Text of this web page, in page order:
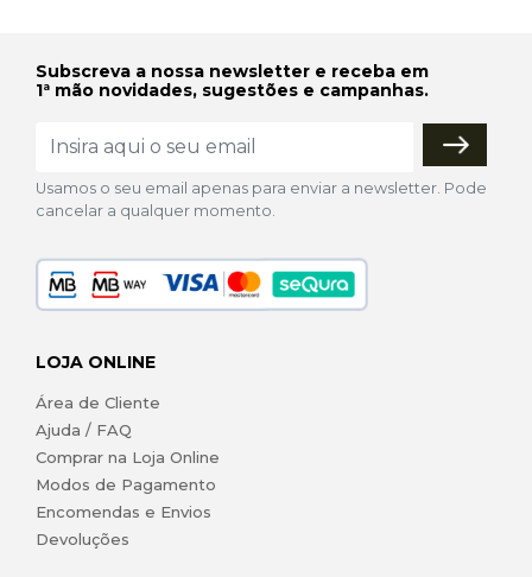
Subscreva a nossa newsletter e receba em
1ª mão novidades, sugestões e campanhas.
Usamos o seu email apenas para enviar a newsletter. Pode
cancelar a qualquer momento.
LOJA ONLINE
Área de Cliente
Ajuda / FAQ
Comprar na Loja Online
Modos de Pagamento
Encomendas e Envios
Devoluções